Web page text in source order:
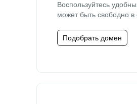
Воспользуйтесь
может быть свободно
Подобрать домен